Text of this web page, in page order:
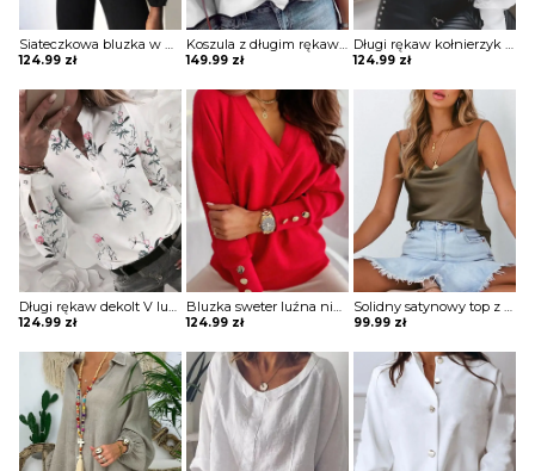
Siateczkowa bluzka w paski z dziurką przodu Zoia
124.99 zł
Koszula z długim rękawem w jednolitym kolorze koronką i falbaną bluzka Mona
149.99 zł
Długi rękaw kołnierzyk rozpinana guziki koronka pasy bluzka elegancka impreza do pracy koszula bluzka Maxima
124.99 zł
Długi rękaw dekolt V luźna guziki kwiaty grafika mankiety na co dzień koszula top bluzka Dannie
124.99 zł
Bluzka sweter luźna niewielki V dekolt długie luźne rękawy odzobne guziki Gunmala
124.99 zł
Solidny satynowy top z dekoltem w szpic bluzka Neziha
99.99 zł